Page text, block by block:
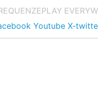
PLAY
Youtube X-